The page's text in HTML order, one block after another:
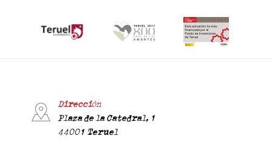
Dirección
Plaza de la Catedral, 1
44001 Teruel